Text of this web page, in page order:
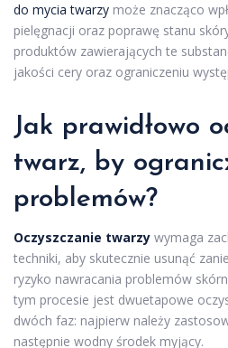
do mycia twarzy może znacząco
pielęgnacji oraz poprawę stanu
produktów zawierających te
jakości cery oraz ograniczeniu
Jak prawidłowo
twarz, by
problemów?
Oczyszczanie twarzy wymaga
techniki, aby skutecznie usunąć
ryzyko nawracania problemów
tym procesie jest dwuetapowe
dwóch faz: najpierw należy
następnie wodny środek myjący.